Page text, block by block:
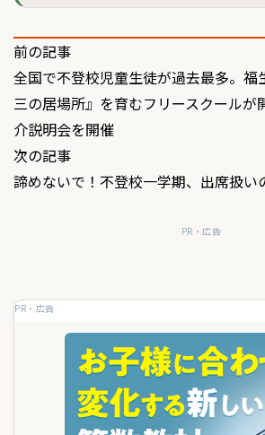
投
稿
ナ
ビ
ゲ
ョ
ン
前の記事
全国で不登校児童生徒が過去最多。福
三の居場所』を育むフリースクールが
介説明会を開催
次の記事
諦めないで！不登校一学期、出席扱い
PR・広告
PR・広告